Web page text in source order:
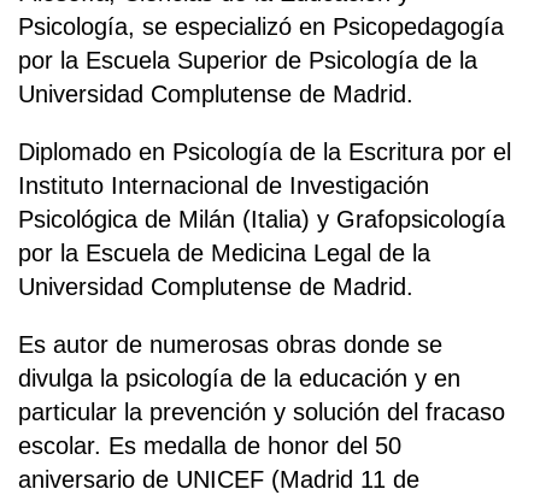
Psicología, se especializó en Psicopedagogía
por la Escuela Superior de Psicología de la
Universidad Complutense de Madrid.
Diplomado en Psicología de la Escritura por el
Instituto Internacional de Investigación
Psicológica de Milán (Italia) y Grafopsicología
por la Escuela de Medicina Legal de la
Universidad Complutense de Madrid.
Es autor de numerosas obras donde se
divulga la psicología de la educación y en
particular la prevención y solución del fracaso
escolar. Es medalla de honor del 50
aniversario de UNICEF (Madrid 11 de